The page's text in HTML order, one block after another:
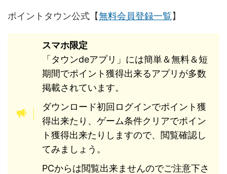
ポイントタウン公式【無料会員登録一覧】
スマホ限定
「タウンdeアプリ」には簡単＆無料＆短
期間でポイント獲得出来るアプリが多数
掲載されています。
ダウンロード初回ログインでポイント獲
得出来たり、ゲーム条件クリアでポイン
ト獲得出来たりしますので、閲覧確認し
てみましょう。
PCからは閲覧出来ませんのでご注意下さ